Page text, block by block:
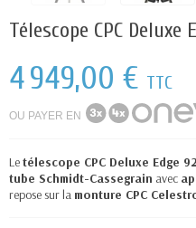
Télescope CPC Deluxe
4 949,00 € TTC
OU PAYER EN
Letélescope CPC Deluxe Edge
tube Schmidt-Cassegrain avec
repose sur la monture CPC